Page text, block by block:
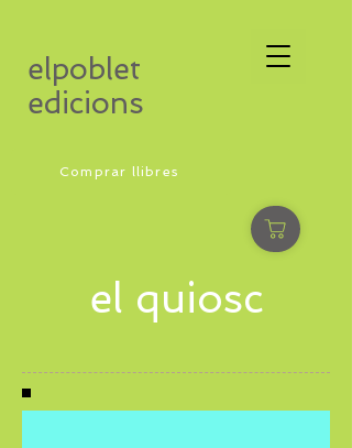
elpoblet
edicions
Comprar llibres
el quiosc